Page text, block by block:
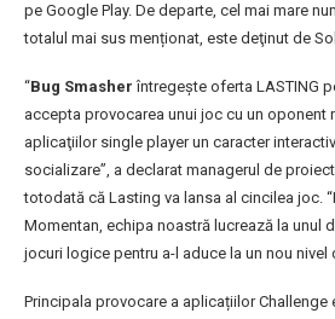
pe Google Play. De departe, cel mai mare
totalul mai sus menționat, este deţinut de
“Bug Smasher întregeşte oferta LASTING
accepta provocarea unui joc cu un oponent
aplicaţiilor single player un caracter
socializare”, a declarat managerul de
totodată că Lasting va lansa al cincilea joc.
Momentan, echipa noastră lucrează la unul
jocuri logice pentru a-l aduce la un nou nivel
Principala provocare a aplicațiilor